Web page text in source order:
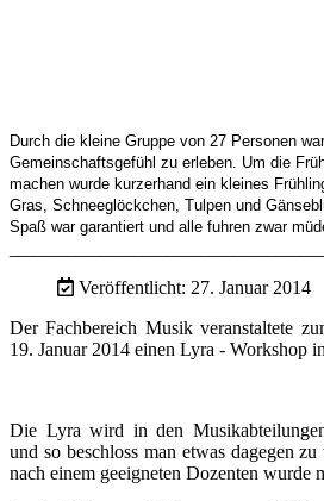
Durch die kleine Gruppe von 27 Personen
Gemeinschaftsgefühl zu erleben. Um die
machen wurde kurzerhand ein kleines
Gras, Schneeglöckchen, Tulpen und
Spaß war garantiert und alle fuhren zwar
Veröffentlicht: 27. Januar 2014
Der Fachbereich Musik veranstaltete
19. Januar 2014 einen Lyra - Workshop
Die Lyra wird in den
und so beschloss man etwas dagegen
nach einem geeigneten Dozenten wurde